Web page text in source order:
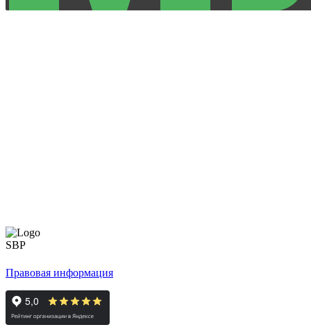
Правовая информация